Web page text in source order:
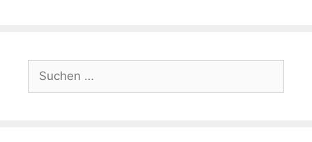
nach: